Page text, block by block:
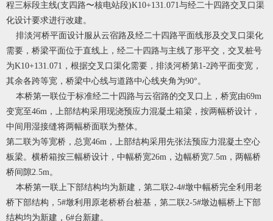
程三标段主线(支四路〜核电站段)K10+131.071与经二十四路交叉口渠
化设计要求进行改建。
排淡河桥平面设计服从云宿路及经二十四路平面线形及交叉口渠化
需要，桥梁平面位于直线上，经二十四路与主线了形平交，交叉桩号
为K10+131.071，根据交叉口渠化需要，排淡河桥第1-2跨平面变宽，
其余各跨等宽，桥梁中心线与道路中心线夹角为90°。
本桥第一联位于标准经二十四路与云宿路的交叉口上，桥宽由69m
变宽至46m，上部结构采用现浇预应力混凝土箱梁，按两幅桥设计，
中间用湿接缝将两幅桥面联为整体。
第二联为等宽桥，总宽46m，上部结构采用先张法预应力混凝土空心
板梁。横桥箱按三幅桥设计，中幅桥宽26m，边幅桥宽7.5m，两幅桥
桥间隙2.5m。
本桥第一联上下部结构均为新建，第二联2-4#墩中幅桥完全利用老
桥下部结构，5#墩利用原老桥桥台桩基，第二联2-5#墩边幅桥上下部
结构均为新建，6#台新建。